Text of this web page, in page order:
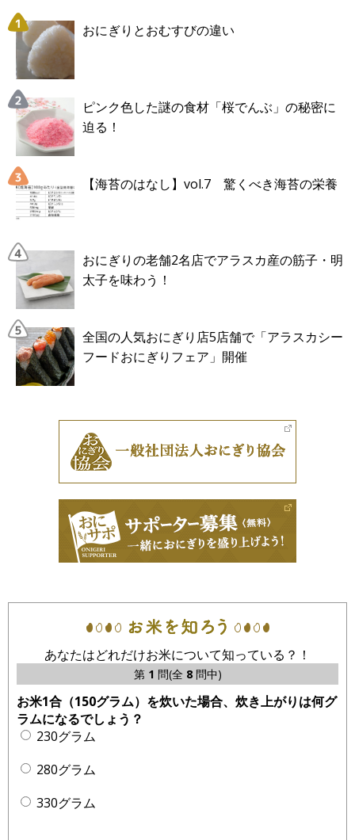
おにぎりとおむすびの違い
ピンク色した謎の食材「桜でんぶ」の秘密に
迫る！
【海苔のはなし】vol.7 驚くべき海苔の栄養
おにぎりの老舗2名店でアラスカ産の筋子・明
太子を味わう！
全国の人気おにぎり店5店舗で「アラスカシー
フードおにぎりフェア」開催
あなたはどれだけお米について知っている？！
第 1 問(全 8問中)
お米1合（150グラム）を炊いた場合、炊き上がりは何グ
ラムになるでしょう？
230グラム
280グラム
330グラム